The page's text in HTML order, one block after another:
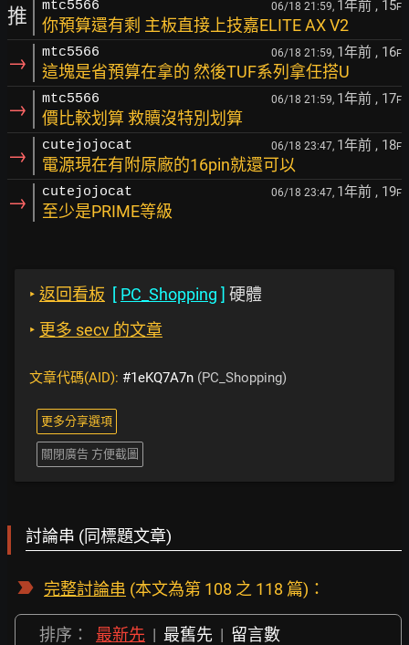
推 mtc5566 06/18 21:59, 1年前 , 15F
你預算還有剩 主板直接上技嘉ELITE AX V2
→ mtc5566 06/18 21:59, 1年前 , 16F
這塊是省預算在拿的 然後TUF系列拿任搭U
→ mtc5566 06/18 21:59, 1年前 , 17F
價比較划算 救贖沒特別划算
→ cutejojocat 06/18 23:47, 1年前 , 18F
電源現在有附原廠的16pin就還可以
→ cutejojocat 06/18 23:47, 1年前 , 19F
至少是PRIME等級
‣ 返回看板 [ PC_Shopping ] 硬體
‣ 更多 secv 的文章
文章代碼(AID): #1eKQ7A7n (PC_Shopping)
更多分享選項
關閉廣告 方便截圖
討論串 (同標題文章)
完整討論串 (本文為第 108 之 118 篇)：
排序： 最新先 | 最舊先 | 留言數